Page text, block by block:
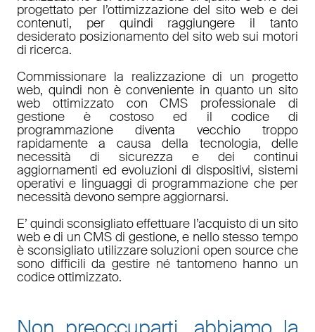
progettato per l’ottimizzazione del sito web e dei
contenuti, per quindi raggiungere il tanto
desiderato posizionamento del sito web sui motori
di ricerca.
Commissionare la realizzazione di un progetto
web, quindi non è conveniente in quanto un sito
web ottimizzato con CMS professionale di
gestione è costoso ed il codice di
programmazione diventa vecchio troppo
rapidamente a causa della tecnologia, delle
necessità di sicurezza e dei continui
aggiornamenti ed evoluzioni di dispositivi, sistemi
operativi e linguaggi di programmazione che per
necessità devono sempre aggiornarsi.
E’ quindi sconsigliato effettuare l’acquisto di un sito
web e di un CMS di gestione, e nello stesso tempo
è sconsigliato utilizzare soluzioni open source che
sono difficili da gestire né tantomeno hanno un
codice ottimizzato.